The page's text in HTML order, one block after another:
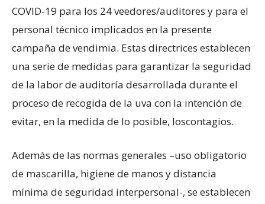
COVID-19 para los 24 veedores/auditores y para el
personal técnico implicados en la presente
campaña de vendimia. Estas directrices establecen
una serie de medidas para garantizar la seguridad
de la labor de auditoría desarrollada durante el
proceso de recogida de la uva con la intención de
evitar, en la medida de lo posible, loscontagios.
Además de las normas generales –uso obligatorio
de mascarilla, higiene de manos y distancia
mínima de seguridad interpersonal-, se establecen